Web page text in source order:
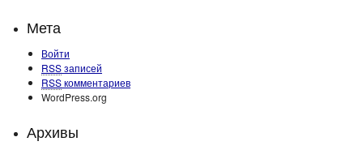
Мета
Войти
RSSзаписей
RSSкомментариев
WordPress.org
Архивы